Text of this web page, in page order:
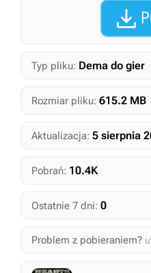

Typ pliku: Dema do gier
Rozmiar pliku: 615.2 MB
Aktualizacja: 5 sierpnia
Pobrań: 10.4K
Ostatnie 7 dni: 0
Problem z pobieraniem?